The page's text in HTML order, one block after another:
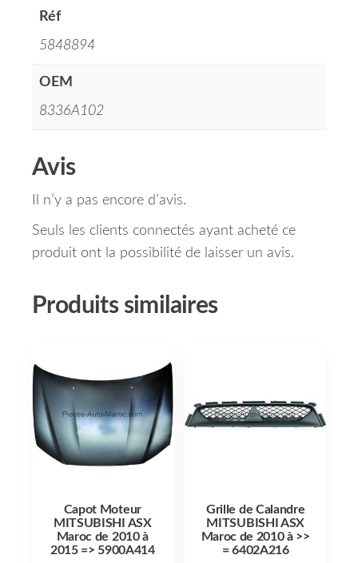
Réf
5848894
OEM
8336A102
Avis
Il n’y a pas encore d’avis.
Seuls les clients connectés ayant acheté ce
produit ont la possibilité de laisser un avis.
Produits similaires
Capot Moteur
MITSUBISHI ASX
Maroc de 2010 à
2015 => 5900A414
Grille de Calandre
MITSUBISHI ASX
Maroc de 2010 à >>
= 6402A216